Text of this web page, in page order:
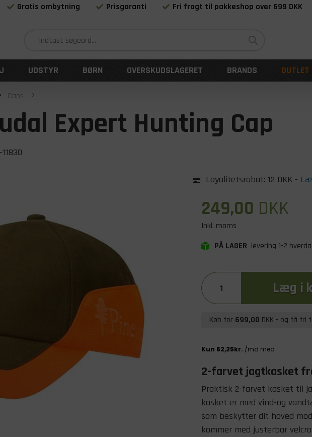
Gratis ombytning Prisgaranti Fri fragt til pakkeshop over 699 DKK
UDSTYR BØRN OVERSKUDSLAGERET BRANDS OUTLET
Caps
Expert Hunting Cap
11830
Loyalitetsrabat: 12 DKK -
249,00 DKK
Inkl. moms
PÅ LAGER levering 1-2
Læg i
Køb for 699,00 DKK - og få fri
2-farvet jagtkasket
Praktisk 2-farvet kasket til
kasket er med vind-og
som beskytter dit hoved
kommer med justerbar